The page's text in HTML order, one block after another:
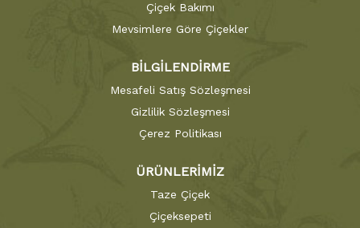
Çiçek Bakımı
Mevsimlere Göre Çiçekler
BİLGİLENDİRME
Mesafeli Satış Sözleşmesi
Gizlilik Sözleşmesi
Çerez Politikası
ÜRÜNLERİMİZ
Taze Çiçek
Çiçeksepeti